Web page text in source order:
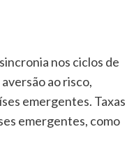
nos ciclos de
ao risco,
emergentes. Taxas
emergentes, como